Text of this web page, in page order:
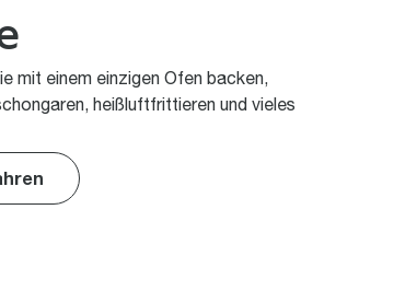
mit einem einzigen Ofen backen,
heißluftfrittieren und vieles